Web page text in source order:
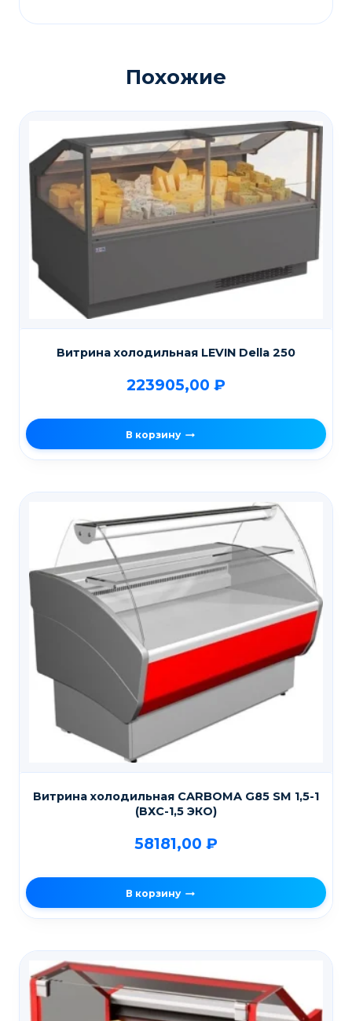
Похожие
Витрина холодильная LEVIN Della 250
223905,00 ₽
В корзину
Витрина холодильная CARBOMA G85 SM 1,5-1
(ВХС-1,5 ЭКО)
58181,00 ₽
В корзину